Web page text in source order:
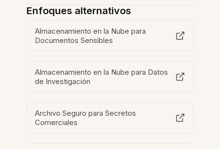
Enfoques alternativos
Almacenamiento en la Nube para
Documentos Sensibles
Almacenamiento en la Nube para Datos
de Investigación
Archivo Seguro para Secretos
Comerciales